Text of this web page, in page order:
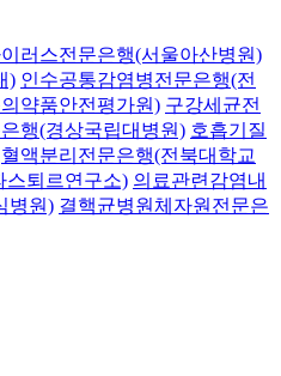
러스전문은행(서울아산병원)
) 인수공통감염병전문은행(전
약품안전평가원) 구강세균전
행(경상국립대병원) 호흡기질
혈액분리전문은행(전북대학교
스퇴르연구소) 의료관련감염내
병원) 결핵균병원체자원전문은